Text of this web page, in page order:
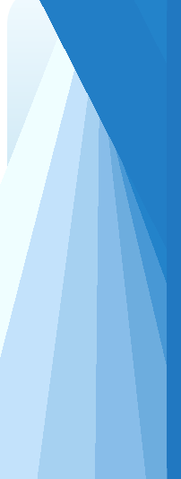
再也不会
DMSAS严格遵循
结果，例如t检验、
照正态性检验 —
立样本t检验的步骤
释说明，让您在分
完全满足各类期刊的绘图要
强大的图片编辑工具，轻
分析+绘图